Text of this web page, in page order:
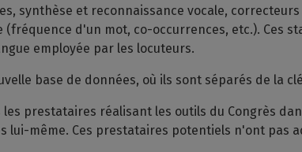
synthèse et reconnaissance vocale,
d'un mot, co-occurrences, etc.). Ces
employée par les locuteurs.
base de données, où ils sont séparés de la
prestataires réalisant les outils du Congrès
lui-même. Ces prestataires potentiels n'ont pas